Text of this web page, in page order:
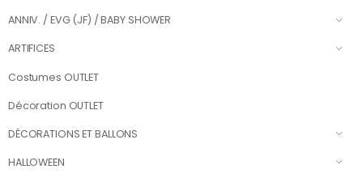
ANNIV. / EVG (JF) / BABY SHOWER
ARTIFICES
Costumes OUTLET
Décoration OUTLET
DÉCORATIONS ET BALLONS
HALLOWEEN